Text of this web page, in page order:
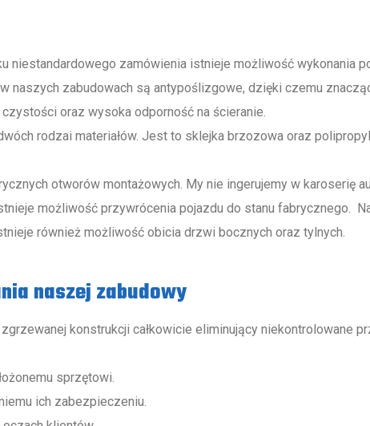
niestandardowego zamówienia istnieje możliwość wykonania
naszych zabudowach są antypoślizgowe, dzięki czemu
oraz wysoka odporność na ścieranie.
rodzai materiałów. Jest to sklejka brzozowa oraz
otworów montażowych. My nie ingerujemy w karoserię
możliwość przywrócenia pojazdu do stanu fabrycznego.
również możliwość obicia drzwi bocznych oraz tylnych.
naszej zabudowy
konstrukcji całkowicie eliminujący niekontrolowane
sprzętowi.
ich zabezpieczeniu.